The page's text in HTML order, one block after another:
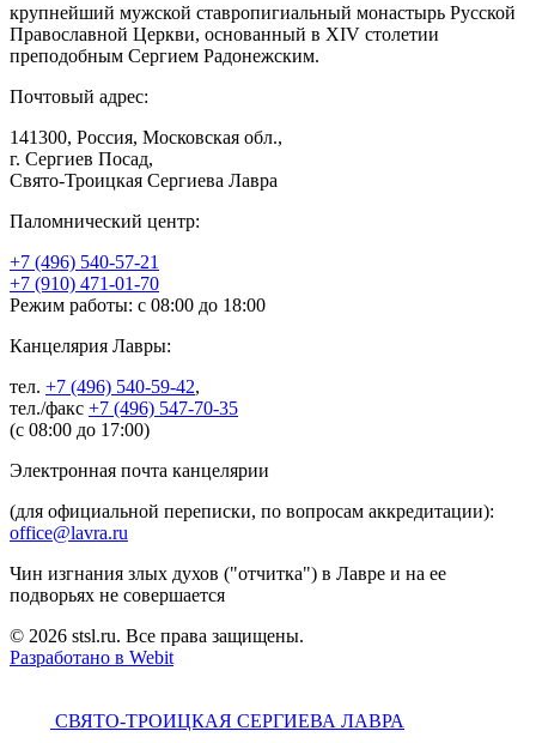
крупнейший мужской ставропигиальный монастырь Русской
Православной Церкви, основанный в XIV столетии
преподобным Сергием Радонежским.
Почтовый адрес:
141300, Россия, Московская обл.,
г. Сергиев Посад,
Свято-Троицкая Сергиева Лавра
Паломнический центр:
+7 (496) 540-57-21
+7 (910) 471-01-70
Режим работы: с 08:00 до 18:00
Канцелярия Лавры:
тел. +7 (496) 540-59-42,
тел./факс +7 (496) 547-70-35
(с 08:00 до 17:00)
Электронная почта канцелярии
(для официальной переписки, по вопросам аккредитации):
office@lavra.ru
Чин изгнания злых духов ("отчитка") в Лавре и на ее
подворьях не совершается
© 2026 stsl.ru. Все права защищены.
Разработано в Webit
СВЯТО-ТРОИЦКАЯ СЕРГИЕВА ЛАВРА